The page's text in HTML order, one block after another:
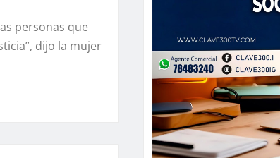
personas que
dijo la mujer